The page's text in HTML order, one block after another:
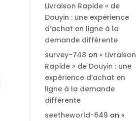
Livraison Rapide » de
Douyin : une expérience
d’achat en ligne à la
demande différente
survey-748 on« Livraison
Rapide » de Douyin : une
expérience d’achat en
ligne à la demande
différente
seetheworld-649 on«